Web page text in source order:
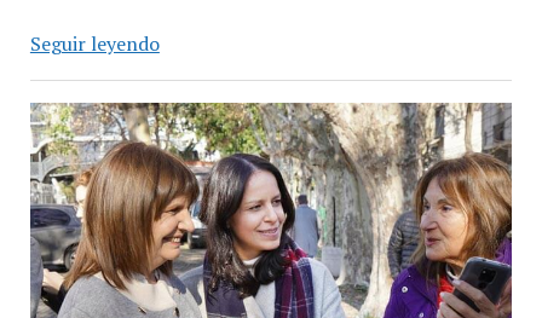
Seguir leyendoSoledad
“ya
tenemos
el
85%
de
nuestro
territorio
videovigilado”